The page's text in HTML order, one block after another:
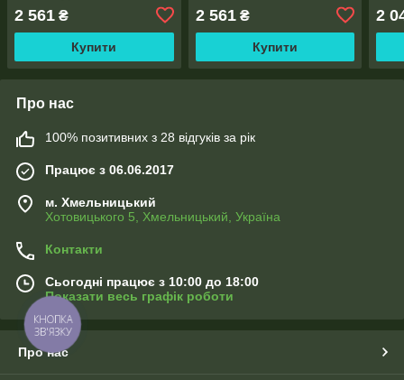
2 561 ₴
Купити
2 561₴
Купити
2
Про нас
100% позитивних з 28 відгуків за рік
Працює з 06.06.2017
м. Хмельницький
Хотовицького 5, Хмельницький, Україна
Контакти
Сьогодні працює з 10:00 до 18:00
Показати весь графік роботи
Про нас
КНОПКА
ЗВ'ЯЗКУ